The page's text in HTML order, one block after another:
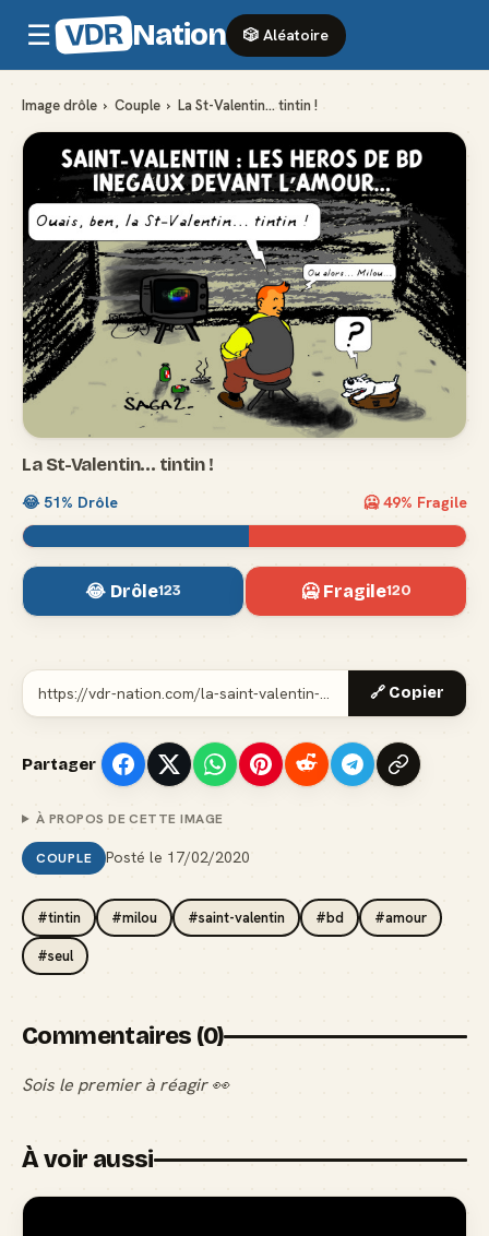
☰ VDR Nation 🎲 Aléatoire
Image drôle › Couple › La St-Valentin... tintin !
La St-Valentin... tintin !
😂51% Drôle 🥶49% Fragile
😂 Drôle123 🥶 Fragile120
🔗 Copier
Partager
À PROPOS DE CETTE IMAGE
COUPLE Posté le 17/02/2020
#tintin #milou #saint-valentin #bd #amour
#seul
Commentaires (0)
Sois le premier à réagir 👀
À voir aussi